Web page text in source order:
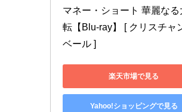
マネー・ショート 華麗なる
転【Blu-ray】 [ クリスチャ
ベール ]
楽天市場で見る
Yahoo!ショッピングで見る